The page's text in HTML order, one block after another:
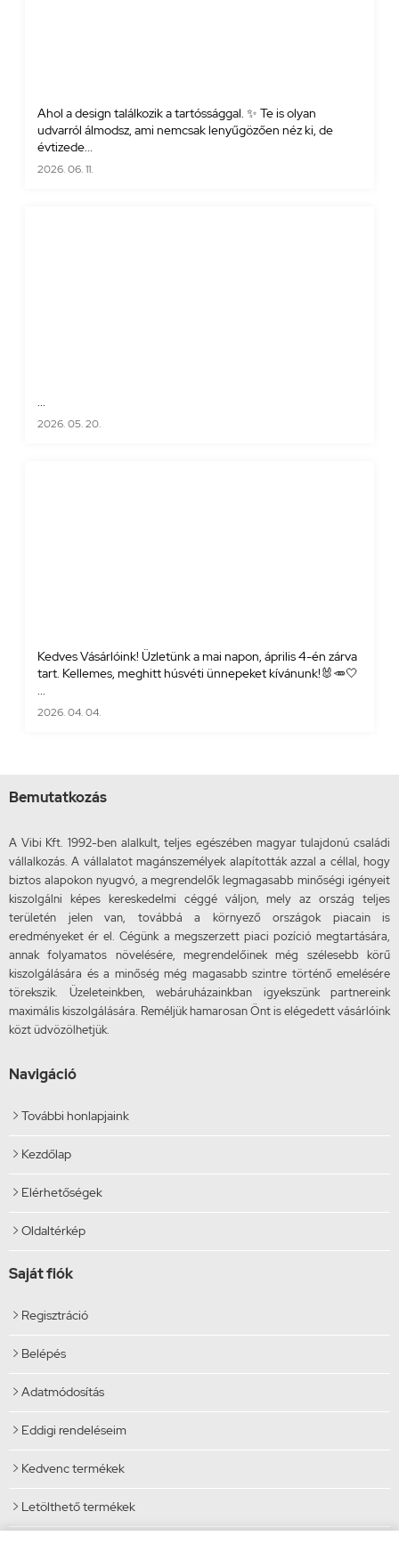
Ahol a design találkozik a tartóssággal. ✨ Te is olyan
udvarról álmodsz, ami nemcsak lenyűgözően néz ki, de
évtizede...
2026. 06. 11.
...
2026. 05. 20.
Kedves Vásárlóink! Üzletünk a mai napon, április 4-én zárva
tart. Kellemes, meghitt húsvéti ünnepeket kívánunk!🐰🥕🤍
...
2026. 04. 04.
Bemutatkozás
A Vibi Kft. 1992-ben alalkult, teljes egészében magyar tulajdonú családi
vállalkozás. A vállalatot magánszemélyek alapították azzal a céllal, hogy
biztos alapokon nyugvó, a megrendelők legmagasabb minőségi igényeit
kiszolgálni képes kereskedelmi céggé váljon, mely az ország teljes
területén jelen van, továbbá a környező országok piacain is
eredményeket ér el. Cégünk a megszerzett piaci pozíció megtartására,
annak folyamatos növelésére, megrendelőinek még szélesebb körű
kiszolgálására és a minőség még magasabb szintre történő emelésére
törekszik. Üzeleteinkben, webáruházainkban igyekszünk partnereink
maximális kiszolgálására. Reméljük hamarosan Önt is elégedett vásárlóink
közt üdvözölhetjük.
Navigáció
 További honlapjaink
 Kezdőlap
 Elérhetőségek
 Oldaltérkép
Saját fiók
 Regisztráció
 Belépés
 Adatmódosítás
 Eddigi rendeléseim
 Kedvenc termékek
 Letölthető termékek